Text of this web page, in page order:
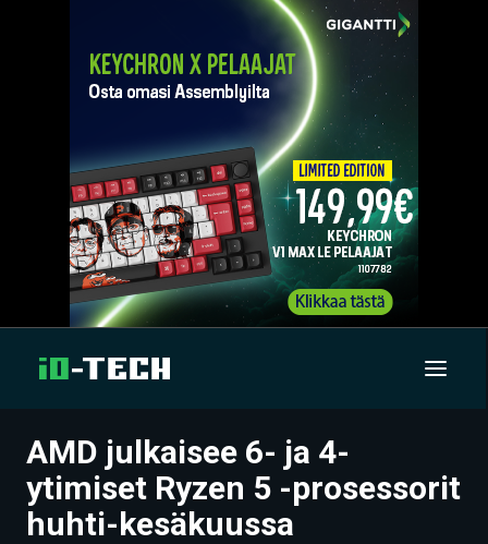
UUTISET
ARTIKKELIT
AMD julkaisee 6- ja 4-
ytimiset Ryzen 5 -prosessorit
huhti-kesäkuussa